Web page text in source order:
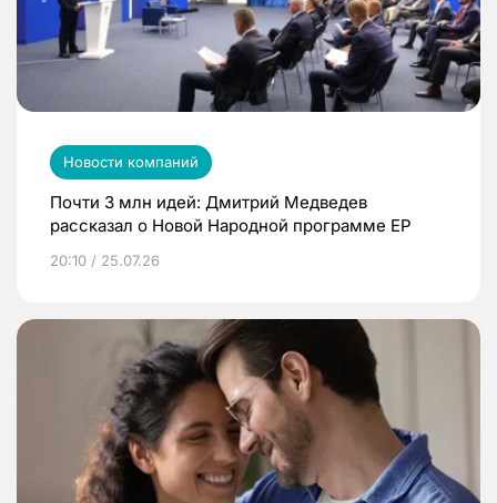
Новости компаний
Почти 3 млн идей: Дмитрий Медведев
рассказал о Новой Народной программе ЕР
20:10 / 25.07.26